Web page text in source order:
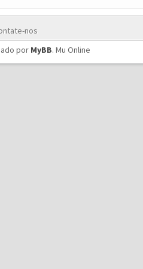
nos
por MyBB. Mu Online